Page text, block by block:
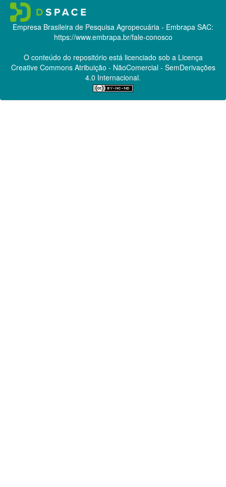
Empresa Brasileira de Pesquisa Agropecuária - Embrapa SAC:
https://www.embrapa.br/fale-conosco
O conteúdo do repositório está licenciado sob a Licença
Creative CommonsAtribuição - NãoComercial - SemDerivações
4.0 Internacional.